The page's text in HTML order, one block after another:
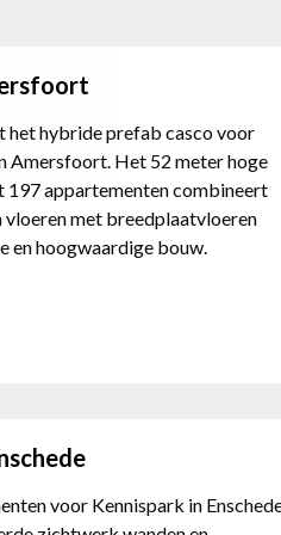
het hybride prefab casco voor
Amersfoort. Het 52 meter hoge
197 appartementen combineert
vloeren met breedplaatvloeren
en hoogwaardige bouw.
voor Kennispark in